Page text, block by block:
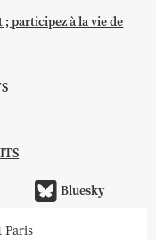
participez à la vie de
Bluesky
Paris